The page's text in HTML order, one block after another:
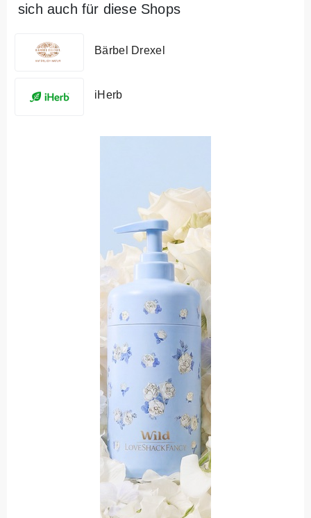
sich auch für diese Shops
Bärbel Drexel
iHerb